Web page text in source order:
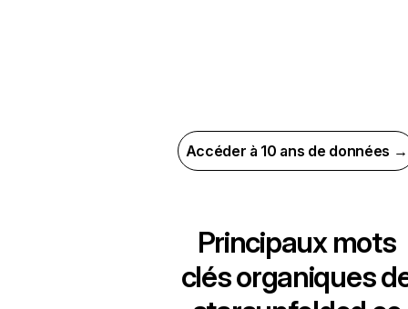
Accéder à 10 ans de données →
Principaux mots
clés organiques